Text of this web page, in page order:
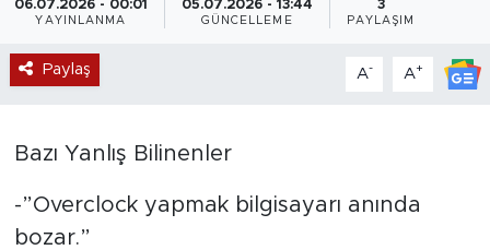
06.07.2026 - 00:01
YAYINLANMA
05.07.2026 - 13:44
GÜNCELLEME
3
PAYLAŞIM
Paylaş A- A+
Bazı Yanlış Bilinenler
-”Overclock yapmak bilgisayarı anında
bozar.”
Politika
Resmi İlanlar